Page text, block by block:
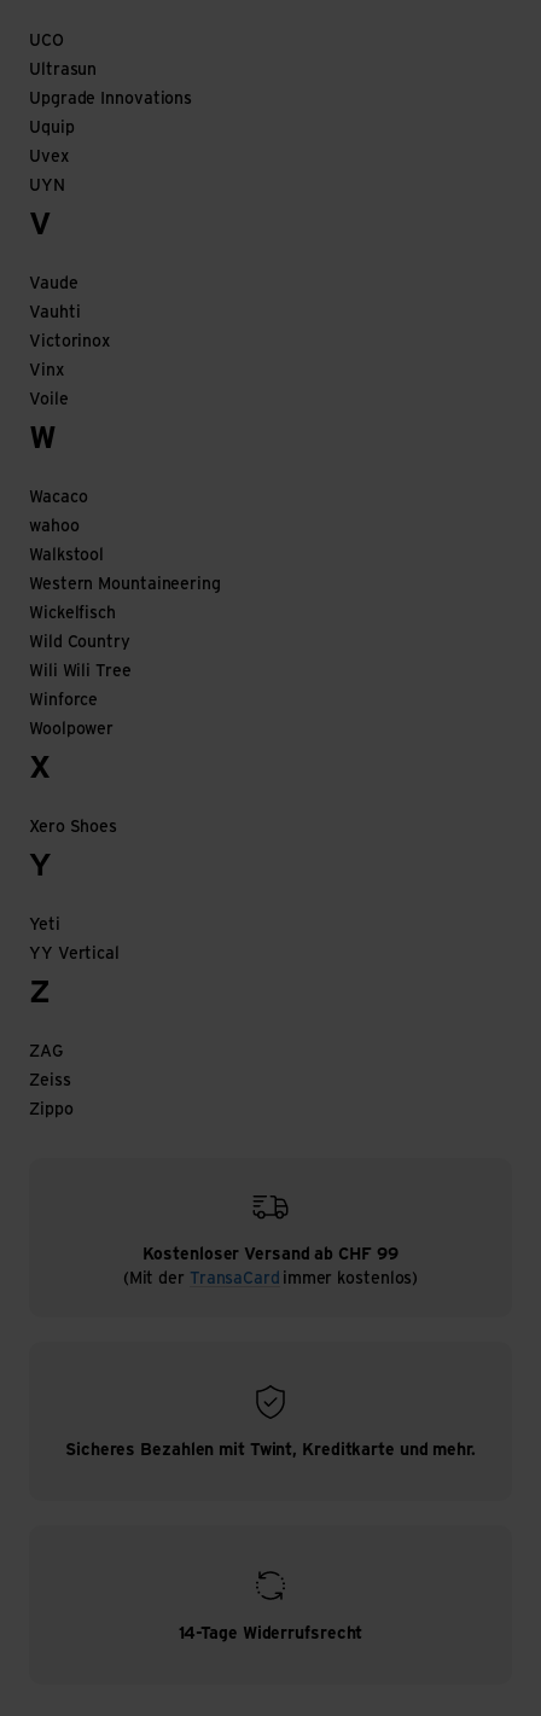
UCO
Ultrasun
Upgrade Innovations
Uquip
Uvex
UYN
V
Vaude
Vauhti
Victorinox
Vinx
Voile
W
Wacaco
wahoo
Walkstool
Western Mountaineering
Wickelfisch
Wild Country
Wili Wili Tree
Winforce
Woolpower
X
Xero Shoes
Y
Yeti
YY Vertical
Z
ZAG
Zeiss
Zippo
Kostenloser Versand ab CHF 99
(Mit der TransaCard immer kostenlos)
Sicheres Bezahlen mit Twint, Kreditkarte und mehr.
14-Tage Widerrufsrecht